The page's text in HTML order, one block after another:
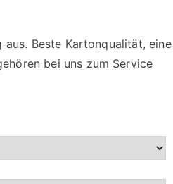
Beste Kartonqualität, eine
bei uns zum Service